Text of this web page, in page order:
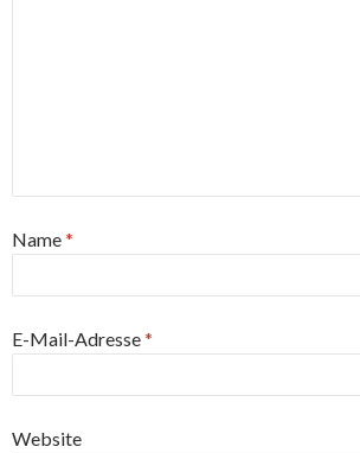
Name*
E-Mail-Adresse*
Website